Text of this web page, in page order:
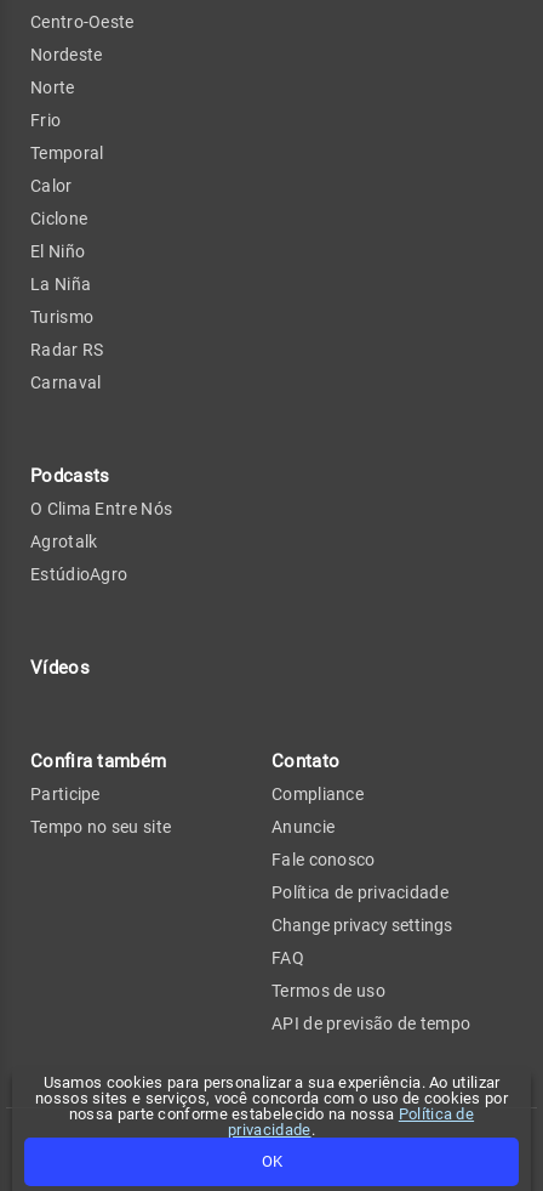
Usamos cookies para personalizar a sua experiência. Ao utilizar
nossos sites e serviços, você concorda com o uso de cookies por
nossa parte conforme estabelecido na nossa Política de
privacidade.
OK
Centro-Oeste
Nordeste
Norte
Frio
Temporal
Calor
Ciclone
El Niño
La Niña
Turismo
Radar RS
Carnaval
Podcasts
O Clima Entre Nós
Agrotalk
EstúdioAgro
Vídeos
Confira também
Participe
Tempo no seu site
Contato
Compliance
Anuncie
Fale conosco
Política de privacidade
Change privacy settings
FAQ
Termos de uso
API de previsão de tempo
Copyright 2026 - Climatempo. Todos os direitos reservados.